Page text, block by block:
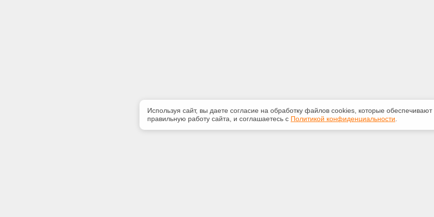
Используя сайт, вы даете согласие на обработку файлов сооkiеs, которые обеспечивают
правильную работу сайта, и соглашаетесь с Политикой конфиденциальности